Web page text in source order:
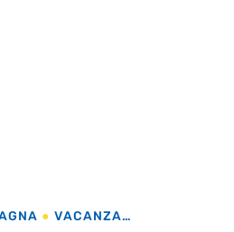
VACANZA